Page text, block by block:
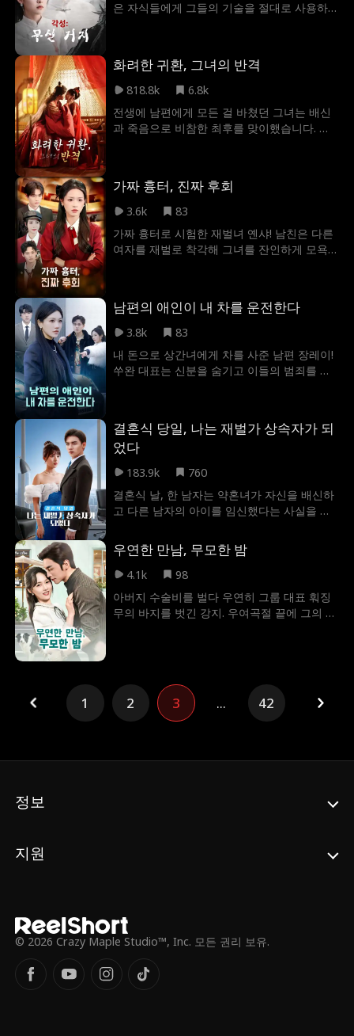
은 자식들에게 그들의 기술을 절대로 사용하
는 옥패를 깨고 사랑하는 사람을 지킬 수 있는
힘을 되찾는다.
화려한 귀환, 그녀의 반격
818.8k
6.8k
전생에 남편에게 모든 걸 바쳤던 그녀는 배신
과 죽음으로 비참한 최후를 맞이했습니다. 가
밀해진 모습으로 악당에게 치명적인 일격을
가합니다. 그녀의 냉혹한 복수극을 지켜보세
가짜 흉터, 진짜 후회
3.6k
83
가짜 흉터로 시험한 재벌녀 옌샤! 남친은 다른
여자를 재벌로 착각해 그녀를 잔인하게 모욕
남편의 애인이 내 차를 운전한다
3.8k
83
내 돈으로 상간녀에게 차를 사준 남편 장레이!
쑤완 대표는 신분을 숨기고 이들의 범죄를 밝
결혼식 당일, 나는 재벌가 상속자가 되
었다
183.9k
760
결혼식 날, 한 남자는 약혼녀가 자신을 배신하
고 다른 남자의 아이를 임신했다는 사실을 알
그의 여자친구를 이용해 그를 해치려 한 것이
었다. 그가 두 사람에게 굴욕을 당하는 순간,
한 재벌가의 상속녀가 나타났다. 그는 자신이
재벌가의 잃어버린 상속자라는 사실을 알게
되고, 상속녀인 누나 덕에 성대한 결혼식을 올
리게 되었다.
우연한 만남, 무모한 밤
4.1k
98
아버지 수술비를 벌다 우연히 그룹 대표 훠징
무의 바지를 벗긴 강지. 우여곡절 끝에 그의 비
1 2 3 ... 42
정보
지원
© 2026 Crazy Maple Studio™, Inc. 모든 권리 보유.